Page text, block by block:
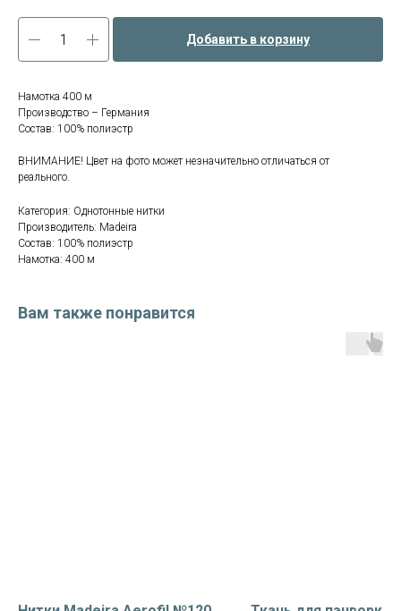
Добавить в корзину
Намотка 400 м
Производство – Германия
Состав: 100% полиэстр
ВНИМАНИЕ! Цвет на фото может незначительно отличаться от
реального.
Категория: Однотонные нитки
Производитель: Madeira
Состав: 100% полиэстр
Намотка: 400 м
Вам также понравится